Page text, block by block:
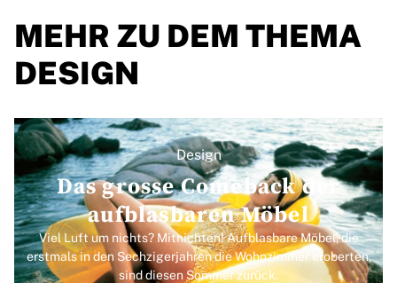
MEHR ZU DEM THEMA
DESIGN
Design
Das grosse Comeback der
aufblasbaren Möbel
Viel Luft um nichts? Mitnichten! Aufblasbare Möbel, die
erstmals in den Sechzigerjahren die Wohnzimmer eroberten,
sind diesen Sommer zurück.